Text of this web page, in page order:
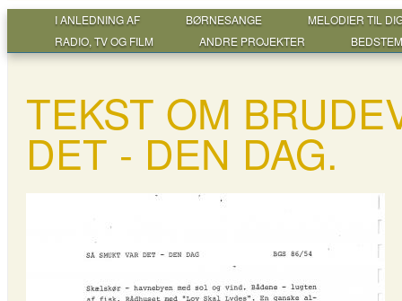
I ANLEDNING AF BØRNESANGE
MELODIER TIL
RADIO, TV OG FILM
ANDRE PROJEKTER
TEKST OM
DET - DEN DAG.